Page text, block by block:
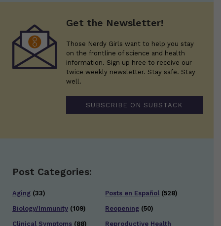
Get the Newsletter!
Those Nerdy Girls want to help you stay
on the frontline of science and health
information. Sign up hree to receive our
twice weekly newsletter. Stay safe. Stay
well.
SUBSCRIBE ON SUBSTACK
Post Categories:
Aging (33)
Biology/Immunity (109)
Clinical Symptoms (88)
Posts en Español (528)
Reopening (50)
Reproductive Health